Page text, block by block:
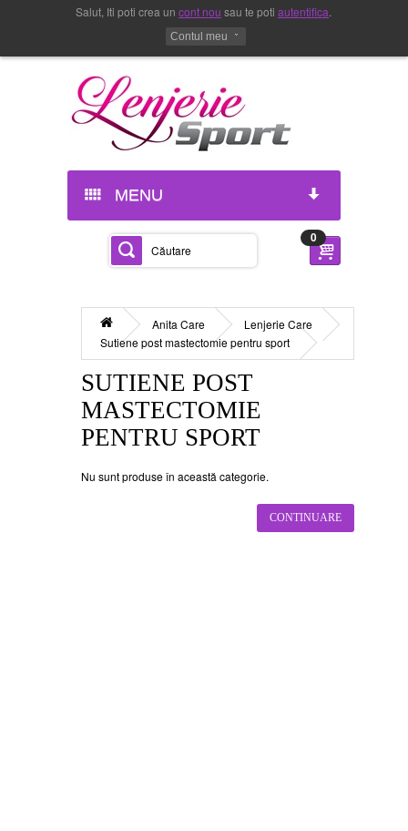
Salut, Iti poti crea un cont nou sau te poti autentifica
Contul meu
MENU
0
Anita Care
Lenjerie Care
Sutiene post mastectomie pentru sport
SUTIENE POST
MASTECTOMIE
PENTRU SPORT
Nu sunt produse în această categorie.
CONTINUARE